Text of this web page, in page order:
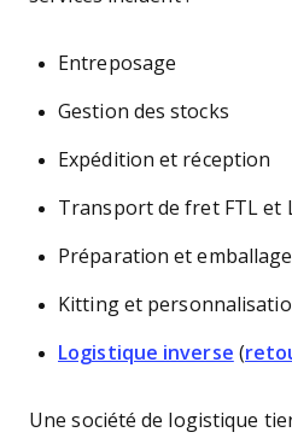
Entreposage
Gestion des stocks
Expédition et réception
Transport de fret FTL et
Préparation et
Kitting et
Logistique inverse (
Une société de logistique